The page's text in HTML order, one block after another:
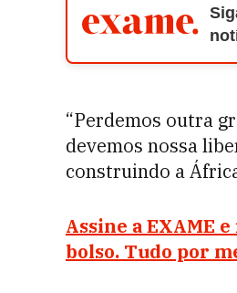
“Perdemos outra
devemos nossa
construindo a
Assine a EXAME
bolso. Tudo por